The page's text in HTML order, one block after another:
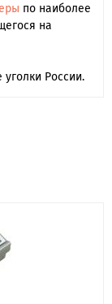
по наиболее
на
России.